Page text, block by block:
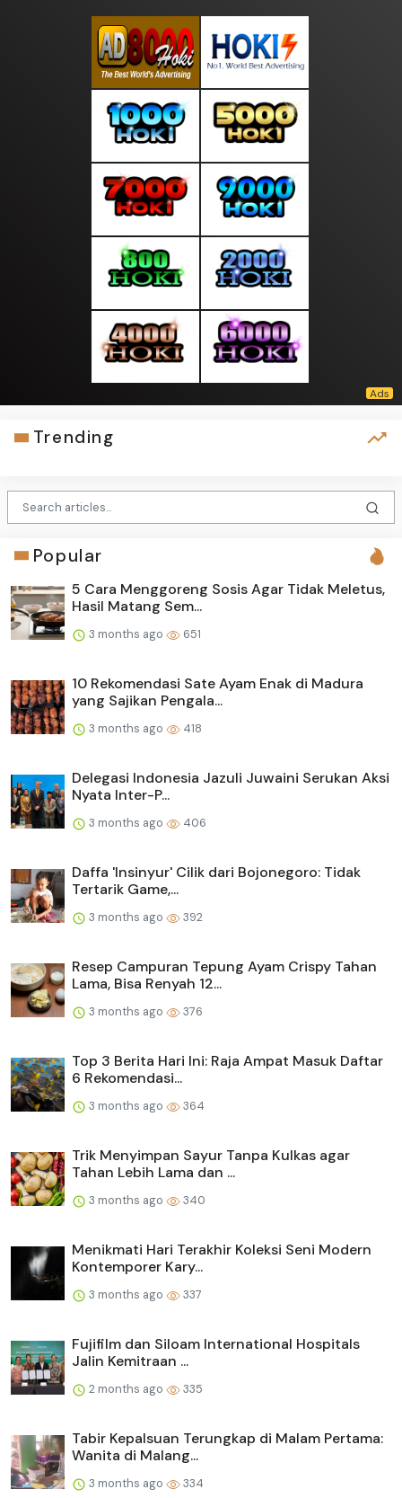
Trending
Popular
5 Cara Menggoreng Sosis Agar Tidak Meletus,
Hasil Matang Sem...
3 months ago 651
10 Rekomendasi Sate Ayam Enak di Madura
yang Sajikan Pengala...
3 months ago 418
Delegasi Indonesia Jazuli Juwaini Serukan Aksi
Nyata Inter-P...
3 months ago 406
Daffa 'Insinyur' Cilik dari Bojonegoro: Tidak
Tertarik Game,...
3 months ago 392
Resep Campuran Tepung Ayam Crispy Tahan
Lama, Bisa Renyah 12...
3 months ago 376
Top 3 Berita Hari Ini: Raja Ampat Masuk Daftar
6 Rekomendasi...
3 months ago 364
Trik Menyimpan Sayur Tanpa Kulkas agar
Tahan Lebih Lama dan ...
3 months ago 340
Menikmati Hari Terakhir Koleksi Seni Modern
Kontemporer Kary...
3 months ago 337
Fujifilm dan Siloam International Hospitals
Jalin Kemitraan ...
2 months ago 335
Tabir Kepalsuan Terungkap di Malam Pertama:
Wanita di Malang...
3 months ago 334